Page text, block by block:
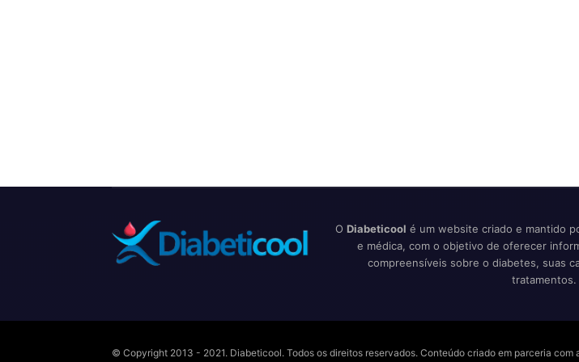
O Diabeticool é um website criado e mantido
e médica, com o objetivo de oferecer
compreensíveis sobre o diabetes, suas
tratamentos.
© Copyright 2013 - 2021. Diabeticool. Todos os direitos reservados. Conteúdo criado em parceria com